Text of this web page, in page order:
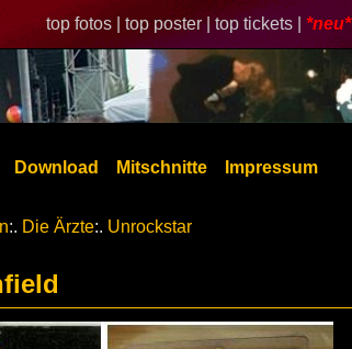
top fotos | top poster | top tickets | *neu*
Download Mitschnitte Impressum
:. Die Ärzte:. Unrockstar